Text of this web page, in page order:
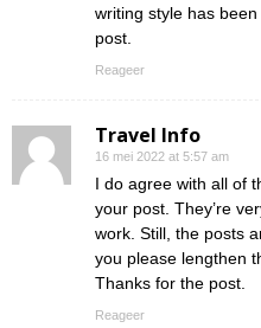
writing style has
post.
Reageer
Travel Info
16 mei 2022 at 5:57 am
I do agree with all of
your post. They’re
work. Still, the posts
you please lengthen
Thanks for the post.
Reageer